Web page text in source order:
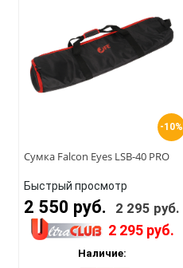
-10%
Сумка Falcon Eyes LSB-40 PRO
Быстрый просмотр
2 550 руб. 2 295 руб.
2 295 руб.
Наличие: